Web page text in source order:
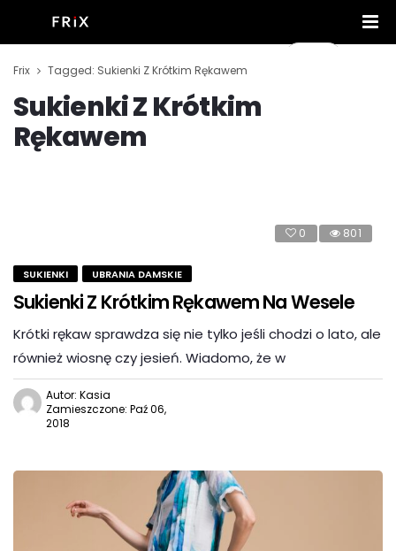
Frix Tagged: Sukienki Z Krótkim Rękawem
Sukienki Z Krótkim
Rękawem
0 801
SUKIENKI UBRANIA DAMSKIE
Sukienki Z Krótkim Rękawem Na Wesele
Krótki rękaw sprawdza się nie tylko jeśli chodzi o lato, ale
również wiosnę czy jesień. Wiadomo, że w
Autor: Kasia
Zamieszczone: Paź 06,
2018